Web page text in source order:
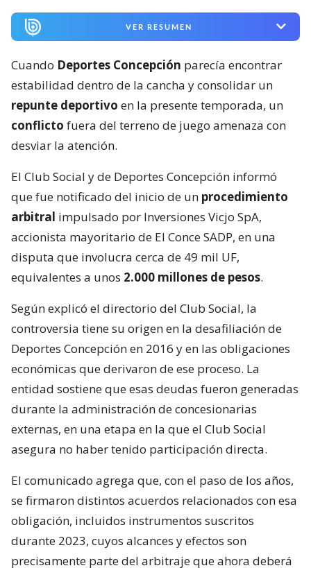
VER RESUMEN
Cuando Deportes Concepción parecía encontrar
estabilidad dentro de la cancha y consolidar un
repunte deportivo en la presente temporada, un
conflicto fuera del terreno de juego amenaza con
desviar la atención.
El Club Social y de Deportes Concepción informó
que fue notificado del inicio de un procedimiento
arbitral impulsado por Inversiones Vicjo SpA,
accionista mayoritario de El Conce SADP, en una
disputa que involucra cerca de 49 mil UF,
equivalentes a unos 2.000 millones de pesos.
Según explicó el directorio del Club Social, la
controversia tiene su origen en la desafiliación de
Deportes Concepción en 2016 y en las obligaciones
económicas que derivaron de ese proceso. La
entidad sostiene que esas deudas fueron generadas
durante la administración de concesionarias
externas, en una etapa en la que el Club Social
asegura no haber tenido participación directa.
El comunicado agrega que, con el paso de los años,
se firmaron distintos acuerdos relacionados con esa
obligación, incluidos instrumentos suscritos
durante 2023, cuyos alcances y efectos son
precisamente parte del arbitraje que ahora deberá